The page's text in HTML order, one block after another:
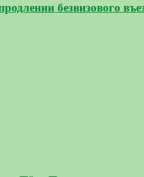
безвизового